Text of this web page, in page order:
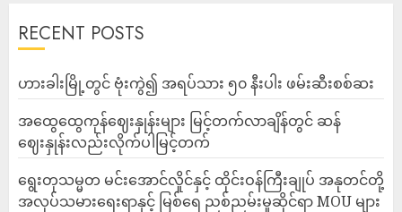
RECENT POSTS
ဟားခါးမြို့တွင် ဗုံးကွဲ၍ အရပ်သား ၅၀ နီးပါး ဖမ်းဆီးစစ်ဆး
အထွေထွေကုန်ဈေးနှုန်းများ မြင့်တက်လာချိန်တွင် ဆန်
ဈေးနှုန်းလည်းလိုက်ပါမြင့်တက်
ရွေးတုသမ္မတ မင်းအောင်လှိုင်နှင့် ထိုင်းဝန်ကြီးချုပ် အနုတင်တို့
အလုပ်သမားရေးရာနှင့် မြစ်ရေ ညစ်ညမ်းမှုဆိုင်ရာ MOU များ